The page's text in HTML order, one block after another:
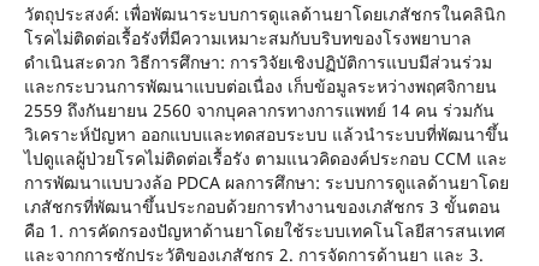
วัตถุประสงค์: เพื่อพัฒนาระบบการดูแลด้านยาโดยเภสัชกรในคลินิก
โรคไม่ติดต่อเรื้อรังที่มีความเหมาะสมกับบริบทของโรงพยาบาล
ดำเนินสะดวก วิธีการศึกษา: การวิจัยเชิงปฏิบัติการแบบมีส่วนร่วม
และกระบวนการพัฒนาแบบต่อเนื่อง เก็บข้อมูลระหว่างพฤศจิกายน
2559 ถึงกันยายน 2560 จากบุคลากรทางการแพทย์ 14 คน ร่วมกัน
วิเคราะห์ปัญหา ออกแบบและทดสอบระบบ แล้วนำระบบที่พัฒนาขึ้น
ไปดูแลผู้ป่วยโรคไม่ติดต่อเรื้อรัง ตามแนวคิดองค์ประกอบ CCM และ
การพัฒนาแบบวงล้อ PDCA ผลการศึกษา: ระบบการดูแลด้านยาโดย
เภสัชกรที่พัฒนาขึ้นประกอบด้วยการทำงานของเภสัชกร 3 ขั้นตอน
คือ 1. การคัดกรองปัญหาด้านยาโดยใช้ระบบเทคโนโลยีสารสนเทศ
และจากการซักประวัติของเภสัชกร 2. การจัดการด้านยา และ 3.